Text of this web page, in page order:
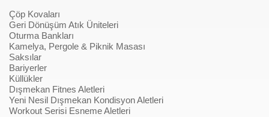
Çöp Kovaları
Geri Dönüşüm Atık Üniteleri
Oturma Bankları
Kamelya, Pergole & Piknik Masası
Saksılar
Bariyerler
Küllükler
Dışmekan Fitnes Aletleri
Yeni Nesil Dışmekan Kondisyon Aletleri
Workout Serisi Esneme Aletleri